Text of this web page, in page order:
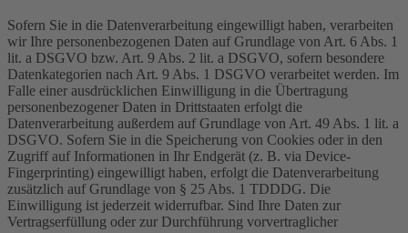
Sofern Sie in die Datenverarbeitung eingewilligt haben, verarbeiten
wir Ihre personenbezogenen Daten auf Grundlage von Art. 6 Abs. 1
lit. a DSGVO bzw. Art. 9 Abs. 2 lit. a DSGVO, sofern besondere
Datenkategorien nach Art. 9 Abs. 1 DSGVO verarbeitet werden. Im
Falle einer ausdrücklichen Einwilligung in die Übertragung
personenbezogener Daten in Drittstaaten erfolgt die
Datenverarbeitung außerdem auf Grundlage von Art. 49 Abs. 1 lit. a
DSGVO. Sofern Sie in die Speicherung von Cookies oder in den
Zugriff auf Informationen in Ihr Endgerät (z. B. via Device-
Fingerprinting) eingewilligt haben, erfolgt die Datenverarbeitung
zusätzlich auf Grundlage von § 25 Abs. 1 TDDDG. Die
Einwilligung ist jederzeit widerrufbar. Sind Ihre Daten zur
Vertragserfüllung oder zur Durchführung vorvertraglicher